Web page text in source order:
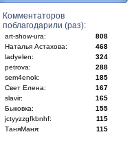
Комментаторов
поблагодарили (раз):
art-show-ura:
808
Наталья Астахова:
468
ladyelen:
324
petrova:
288
sem4enok:
185
Свет Елена:
167
slavir:
165
Быковка:
155
jctyyzzgfkbnhf:
115
ТаняМаня:
115